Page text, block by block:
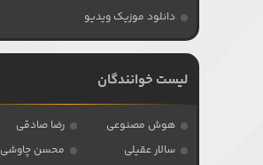
دانلود موزیک ویدیو
لیست خوانندگان
هوش مصنوعی
رضا صادقی
سالار عقیلی
محسن چاوشی